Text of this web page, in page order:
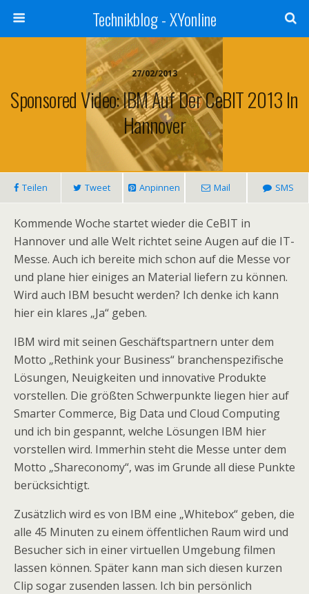
Technikblog - XYonline
27/02/2013
Sponsored Video: IBM Auf Der CeBIT 2013 In
Hannover
Teilen Tweet Anpinnen Mail SMS
Kommende Woche startet wieder die CeBIT in
Hannover und alle Welt richtet seine Augen auf die IT-
Messe. Auch ich bereite mich schon auf die Messe vor
und plane hier einiges an Material liefern zu können.
Wird auch IBM besucht werden? Ich denke ich kann
hier ein klares „Ja“ geben.
IBM wird mit seinen Geschäftspartnern unter dem
Motto „Rethink your Business“ branchenspezifische
Lösungen, Neuigkeiten und innovative Produkte
vorstellen. Die größten Schwerpunkte liegen hier auf
Smarter Commerce, Big Data und Cloud Computing
und ich bin gespannt, welche Lösungen IBM hier
vorstellen wird. Immerhin steht die Messe unter dem
Motto „Shareconomy“, was im Grunde all diese Punkte
berücksichtigt.
Zusätzlich wird es von IBM eine „Whitebox“ geben, die
alle 45 Minuten zu einem öffentlichen Raum wird und
Besucher sich in einer virtuellen Umgebung filmen
lassen können. Später kann man sich diesen kurzen
Clip sogar zusenden lassen. Ich bin persönlich